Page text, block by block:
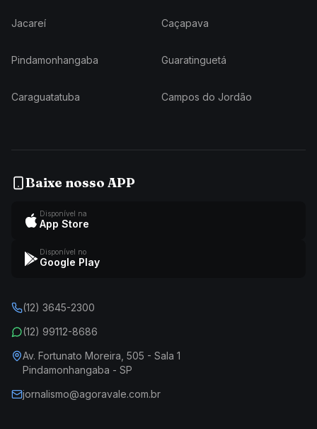
Jacareí Caçapava
Pindamonhangaba Guaratinguetá
Caraguatatuba Campos do Jordão
Baixe nosso APP
Disponível na
App Store
Disponível no
Google Play
(12) 3645-2300
(12) 99112-8686
Av. Fortunato Moreira, 505 - Sala 1
Pindamonhangaba - SP
jornalismo@agoravale.com.br